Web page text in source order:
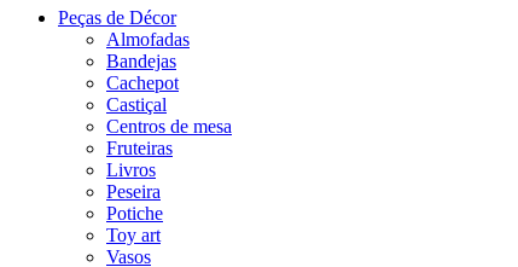
Peças de Décor
Almofadas
Bandejas
Cachepot
Castiçal
Centros de mesa
Fruteiras
Livros
Peseira
Potiche
Toy art
Vasos